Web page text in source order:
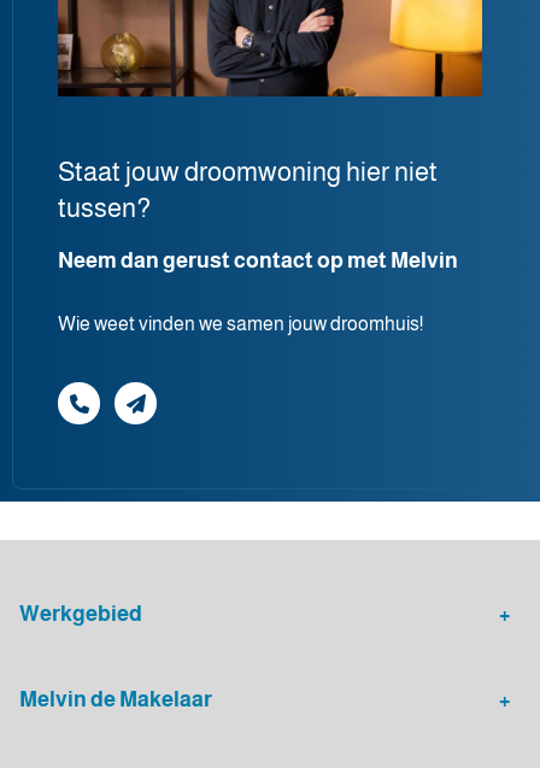
Staat jouw droomwoning hier niet
tussen?
Neem dan gerust contact op met Melvin
Wie weet vinden we samen jouw droomhuis!
Werkgebied
Melvin de Makelaar